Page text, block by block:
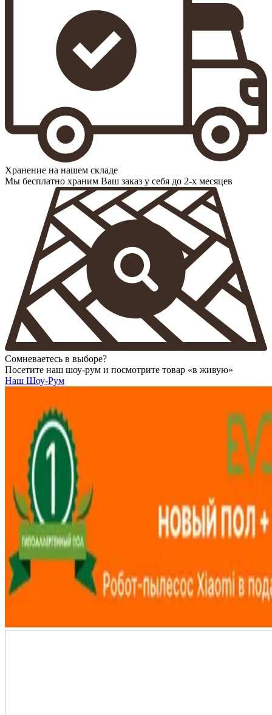
Хранение на нашем складе
Мы бесплатно храним Ваш заказ у себя до 2-х месяцев
Сомневаетесь в выборе?
Посетите наш шоу-рум и посмотрите товар «в живую»
Наш Шоу-Рум